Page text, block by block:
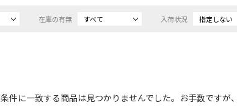
在庫の有無 すべて 入荷状況 指定しない
条件に一致する商品は見つかりませんでした。お手数ですが